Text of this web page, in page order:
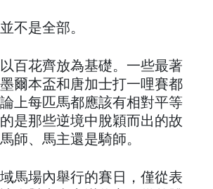
不是全部。
百花齊放為基礎。一些最著
爾本盃和唐加士打一哩賽都
上每匹馬都應該有相對平等
是那些逆境中脫穎而出的故
師、馬主還是騎師。
馬場內舉行的賽日，僅從表